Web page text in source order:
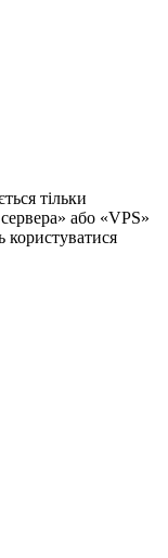
тільки
або «VPS»
користуватися